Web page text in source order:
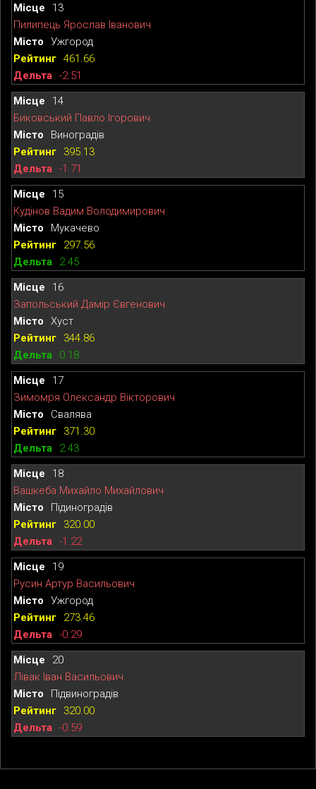
13
Пилипець Ярослав Іванович
Ужгород
461.66
-2.51
14
Биковський Павло Ігорович
Виноградів
395.13
-1.71
15
Кудінов Вадим Володимирович
Мукачево
297.56
2.45
16
Запольський Дамір Євгенович
Хуст
344.86
0.18
17
Зимомря Олександр Вікторович
Свалява
371.30
2.43
18
Вашкеба Михайло Михайлович
Підиноградів
320.00
-1.22
19
Русин Артур Васильович
Ужгород
273.46
-0.29
20
Лівак Іван Васильович
Підвиноградів
320.00
-0.59